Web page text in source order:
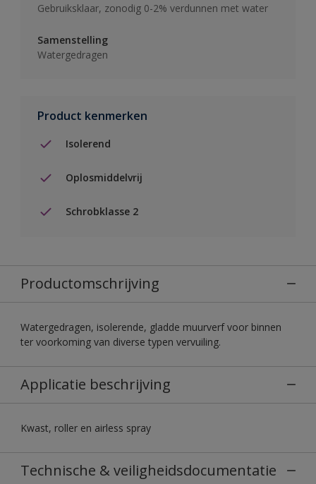
Gebruiksklaar, zonodig 0-2% verdunnen met water
Samenstelling
Watergedragen
Product kenmerken
Isolerend
Oplosmiddelvrij
Schrobklasse 2
Productomschrijving
Watergedragen, isolerende, gladde muurverf voor binnen
ter voorkoming van diverse typen vervuiling.
Applicatie beschrijving
Kwast, roller en airless spray
Technische & veiligheidsdocumentatie